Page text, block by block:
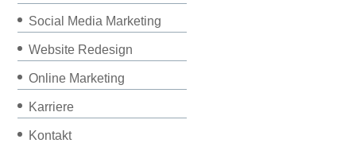
Social Media Marketing
Website Redesign
Online Marketing
Karriere
Kontakt